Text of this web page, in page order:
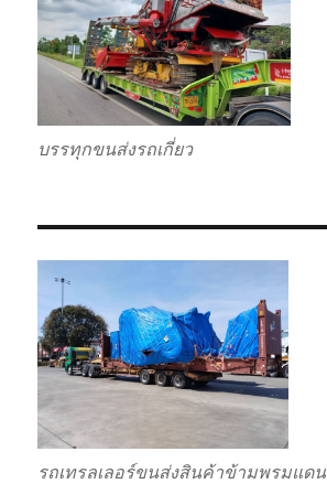
บรรทุกขนส่งรถเกี่ยว
รถเทรลเลอร์ขนส่งสินค้าข้ามพรมแดน